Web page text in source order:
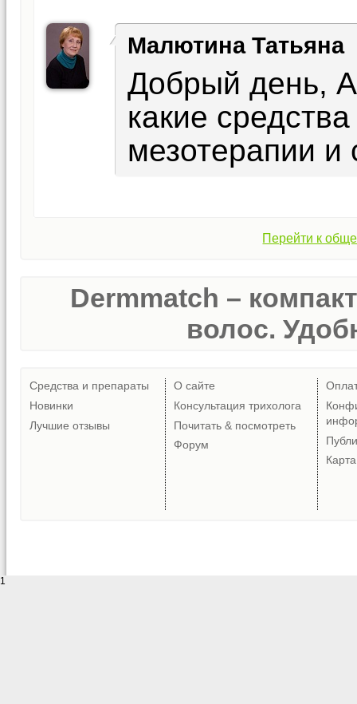
Малютина Татьяна
Добрый день,
какие
мезотерапии
Перейти к
Dermmatch –
волос.
Средства и препараты
Новинки
Лучшие отзывы
О сайте
Консультация трихолога
Почитать & посмотреть
Форум
1